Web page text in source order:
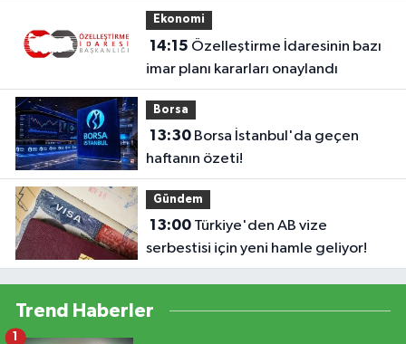
Ekonomi
14:15
imar planı kararları onaylandı
Borsa
13:30Borsa İstanbul'da geçen
haftanın özeti!
Gündem
13:00Türkiye'den AB vize
serbestisi için yeni hamle geliyor!
Trend Haberler
1